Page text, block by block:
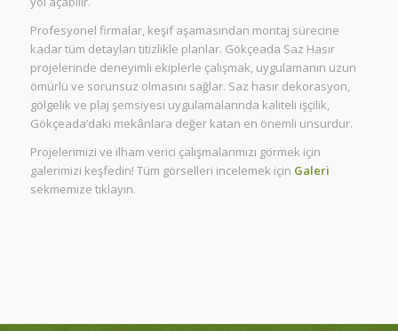
Profesyonel firmalar, keşif aşamasından montaj sürecine
kadar tüm detayları titizlikle planlar. Gökçeada Saz Hasır
projelerinde deneyimli ekiplerle çalışmak, uygulamanın uzun
ömürlü ve sorunsuz olmasını sağlar. Saz hasır dekorasyon,
gölgelik ve plaj şemsiyesi uygulamalarında kaliteli işçilik,
Gökçeada’daki mekânlara değer katan en önemli unsurdur.
Projelerimizi ve ilham verici çalışmalarımızı görmek için
galerimizi keşfedin! Tüm görselleri incelemek için Galeri
sekmemize tıklayın.